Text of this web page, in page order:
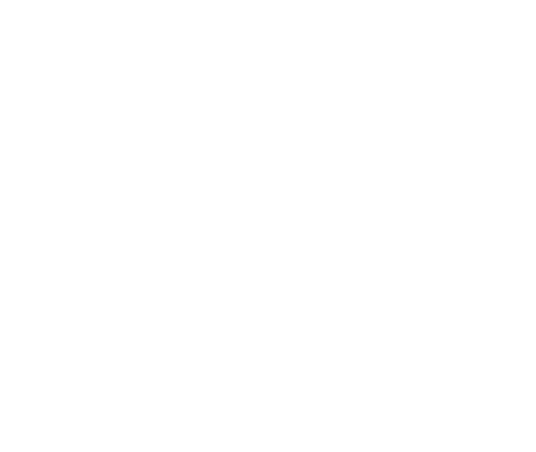
させていただ
をご了承くださ
です。
ありません。
ず変更すること
) : 1000ppm、
、
貨物等」とい
これらの製造装